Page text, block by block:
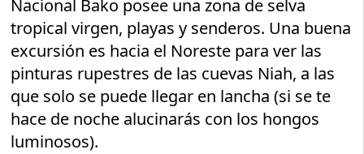
Nacional Bako posee una zona de selva
tropical virgen, playas y senderos. Una buena
excursión es hacia el Noreste para ver las
pinturas rupestres de las cuevas Niah, a las
que solo se puede llegar en lancha (si se te
hace de noche alucinarás con los hongos
luminosos).